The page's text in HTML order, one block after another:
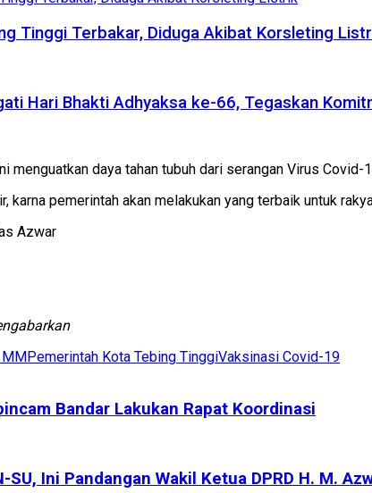
Tinggi Terbakar, Diduga Akibat Korsleting
Hari Bhakti Adhyaksa ke-66, Tegaskan
menguatkan daya tahan tubuh dari serangan Virus Covid-
karna pemerintah akan melakukan yang terbaik untuk
Azwar
MMPemerintah Kota Tebing TinggiVaksinasi Covid-19
Bandar Lakukan Rapat Koordinasi
Ini Pandangan Wakil Ketua DPRD H. M.